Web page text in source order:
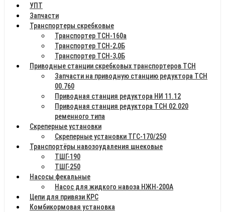
УПТ
Запчасти
Транспортеры скребковые
Транспортер ТСН-160а
Транспортер ТСН-2,0Б
Транспортер ТСН-3,0Б
Приводные станции скребковых транспортеров ТСН
Запчасти на приводную станцию редуктора ТСН
00.760
Приводная станция редуктора НИ 11.12
Приводная станция редуктора ТСН 02.020
ременного типа
Скреперные установки
Скреперные установки ТГС-170/250
Транспортёры навозоудаления шнековые
ТШГ-190
ТШГ-250
Насосы фекальные
Насос для жидкого навоза НЖН-200А
Цепи для привязи КРС
Комбикормовая установка